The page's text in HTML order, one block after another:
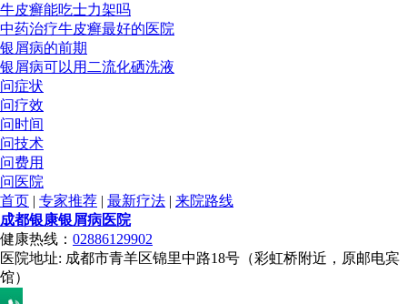
牛皮癣能吃士力架吗
中药治疗牛皮癣最好的医院
银屑病的前期
银屑病可以用二流化硒洗液
问症状
问疗效
问时间
问技术
问费用
问医院
首页 | 专家推荐 | 最新疗法 | 来院路线
成都银康银屑病医院
健康热线： 02886129902
医院地址: 成都市青羊区锦里中路18号（彩虹桥附近，原邮电宾
馆）